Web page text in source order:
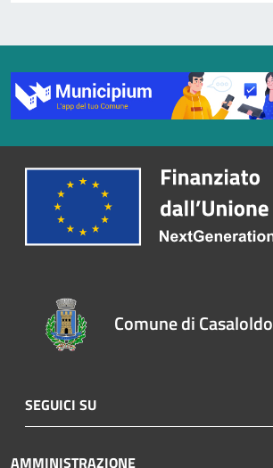
Comune di Casaloldo
SEGUICI SU
AMMINISTRAZIONE